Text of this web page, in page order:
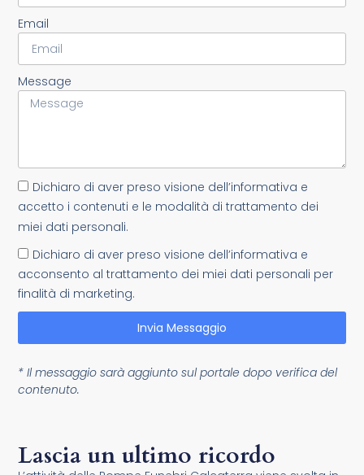
Lascia un ultimo ricordo
Email
Message
Dichiaro di aver preso visione dell’informativa e
accetto i contenuti e le modalità di trattamento dei
miei dati personali.
Dichiaro di aver preso visione dell’informativa e
acconsento al trattamento dei miei dati personali per
finalità di marketing.
Invia Messaggio
* Il messaggio sarà aggiunto sul portale dopo verifica del
contenuto.